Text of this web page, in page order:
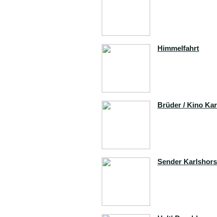
Himmelfahrt
Brüder / Kino
Sender